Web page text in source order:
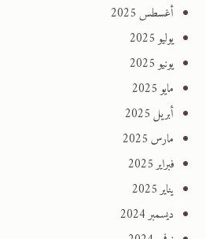
أغسطس 2025
يوليو 2025
يونيو 2025
مايو 2025
أبريل 2025
مارس 2025
فبراير 2025
يناير 2025
ديسمبر 2024